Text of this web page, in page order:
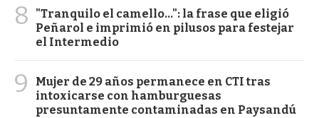
8
"Tranquilo el camello...": la frase que eligió
Peñarol e imprimió en pilusos para festejar
el Intermedio
9
Mujer de 29 años permanece en CTI tras
intoxicarse con hamburguesas
presuntamente contaminadas en Paysandú